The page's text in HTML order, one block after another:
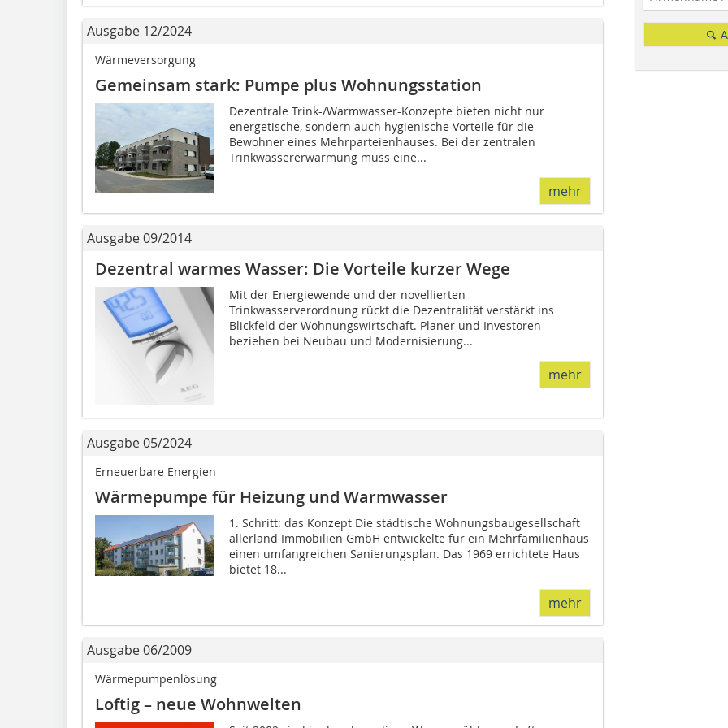
Ausgabe 12/2024
Wärmeversorgung
Gemeinsam stark: Pumpe plus Wohnungsstation
Dezentrale Trink-/Warmwasser-Konzepte bieten nicht nur
energetische, sondern auch hygienische Vorteile für die
Bewohner eines Mehrparteienhauses. Bei der zentralen
Trinkwassererwärmung muss eine...
mehr
Ausgabe 09/2014
Dezentral warmes Wasser: Die Vorteile kurzer Wege
Mit der Energiewende und der novellierten
Trinkwasserverordnung rückt die Dezentralität verstärkt ins
Blickfeld der Wohnungswirtschaft. Planer und Investoren
beziehen bei Neubau und Modernisierung...
mehr
Ausgabe 05/2024
Erneuerbare Energien
Wärmepumpe für Heizung und Warmwasser
1. Schritt: das Konzept Die städtische Wohnungsbaugesellschaft
allerland Immobilien GmbH entwickelte für ein Mehrfamilienhaus
einen umfangreichen Sanierungsplan. Das 1969 errichtete Haus
bietet 18...
mehr
Ausgabe 06/2009
Wärmepumpenlösung
Loftig – neue Wohnwelten